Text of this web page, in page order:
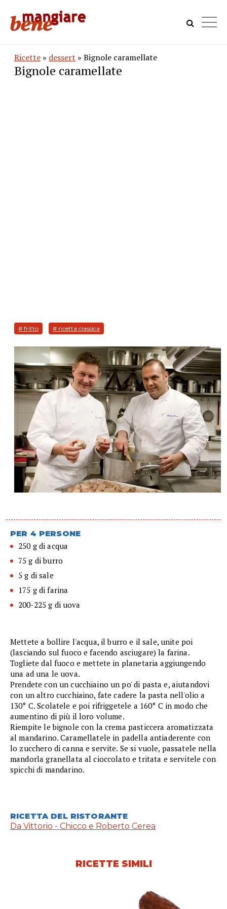
Ricette » dessert » Bignole caramellate
Bignole caramellate
# fritto # ricetta classica
PER 4 PERSONE
250 g di acqua
75 g di burro
5 g di sale
175 g di farina
200-225 g di uova
Mettete a bollire l'acqua, il burro e il sale, unite poi
(lasciando sul fuoco e facendo asciugare) la farina.
Togliete dal fuoco e mettete in planetaria aggiungendo
una ad una le uova.
Prendete con un cucchiaino un po' di pasta e, aiutandovi
con un altro cucchiaino, fate cadere la pasta nell'olio a
130° C. Scolatele e poi rifriggetele a 160° C in modo che
aumentino di più il loro volume.
Riempite le bignole con la crema pasticcera aromatizzata
al mandarino. Caramellatele in padella antiaderente con
lo zucchero di canna e servite. Se si vuole, passatele nella
mandorla granellata al cioccolato e tritata e servitele con
spicchi di mandarino.
RICETTA DEL RISTORANTE
Da Vittorio - Chicco e Roberto Cerea
RICETTE SIMILI